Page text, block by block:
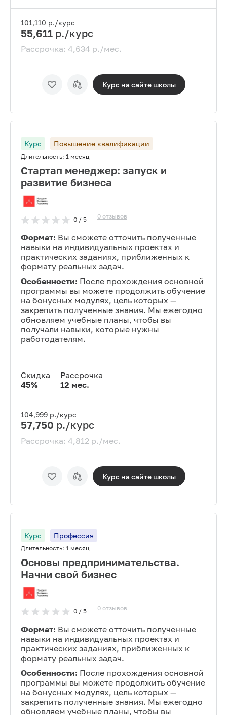
101,110р./курс
55,611 р./курс
Рассрочка: 4,634 р./мес.
Курс на сайте школы
Курс Повышение квалификации
Длительность: 1 месяц
Стартап менеджер: запуск и
развитие бизнеса
0/ 5 0 отзывов
Формат: Вы сможете отточить полученные
навыки на индивидуальных проектах и
практических заданиях, приближенных к
формату реальных задач.
Особенности: После прохождения основной
программы вы можете продолжить обучение
на бонусных модулях, цель которых —
закрепить полученные знания. Мы ежегодно
обновляем учебные планы, чтобы вы
получали навыки, которые нужны
работодателям.
Скидка
45%
Рассрочка
12 мес.
104,999р./курс
57,750 р./курс
Рассрочка: 4,812 р./мес.
Курс на сайте школы
Курс Профессия
Длительность: 1 месяц
Основы предпринимательства.
Начни свой бизнес
0/ 5 0 отзывов
Формат: Вы сможете отточить полученные
навыки на индивидуальных проектах и
практических заданиях, приближенных к
формату реальных задач.
Особенности: После прохождения основной
программы вы можете продолжить обучение
на бонусных модулях, цель которых —
закрепить полученные знания. Мы ежегодно
обновляем учебные планы, чтобы вы